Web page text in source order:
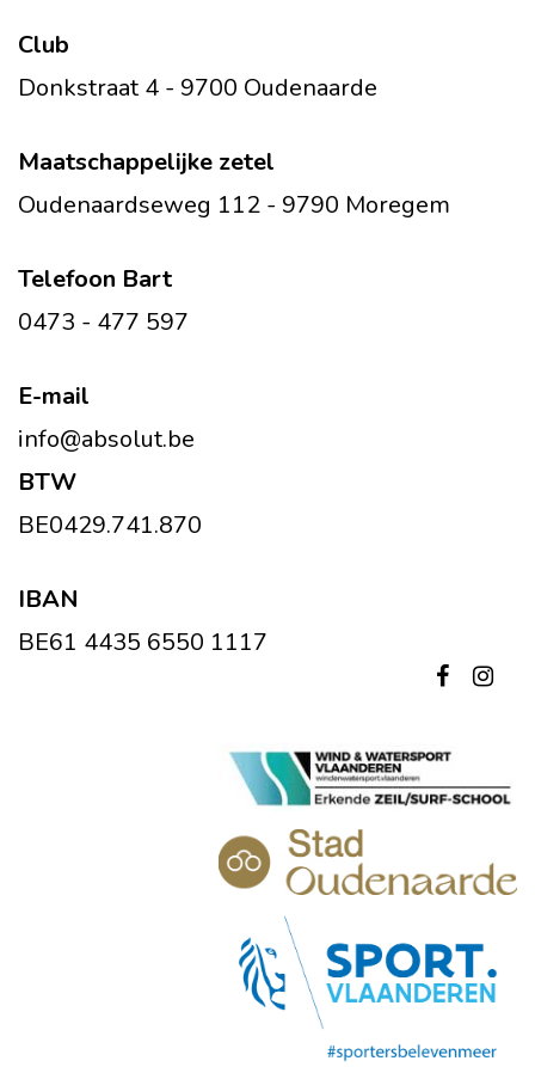
Club
Donkstraat 4 - 9700 Oudenaarde
Maatschappelijke zetel
Oudenaardseweg 112 - 9790 Moregem
Telefoon Bart
0473 - 477 597
E-mail
info@absolut.be
BTW
BE0429.741.870
IBAN
BE61 4435 6550 1117